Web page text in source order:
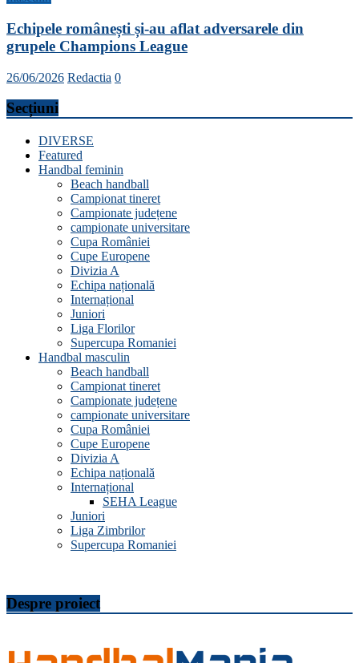
Echipele românești și-au aflat adversarele din
grupele Champions League
26/06/2026 Redactia 0
Secțiuni
DIVERSE
Featured
Handbal feminin
Beach handball
Campionat tineret
Campionate județene
campionate universitare
Cupa României
Cupe Europene
Divizia A
Echipa națională
Internațional
Juniori
Liga Florilor
Supercupa Romaniei
Handbal masculin
Beach handball
Campionat tineret
Campionate județene
campionate universitare
Cupa României
Cupe Europene
Divizia A
Echipa națională
Internațional
SEHA League
Juniori
Liga Zimbrilor
Supercupa Romaniei
Despre proiect